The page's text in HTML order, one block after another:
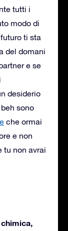
tutti i
modo di
ti sta
del domani
e se
desiderio
sono
che ormai
e non
tu non avrai